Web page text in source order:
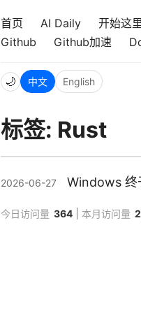
首页 AI Daily 开始这
Github
Github加速
🌙 中文 English
标签: Rust
2026-06-27 Windows 终
今日访问量 364 本月访问量